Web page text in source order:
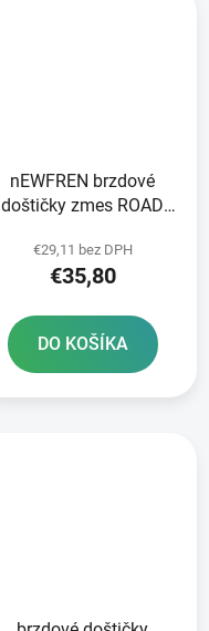
nEWFREN brzdové
doštičky zmes ROAD
ks v balení
€29,11 bez DPH
€35,80
DO KOŠÍKA